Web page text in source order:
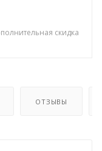
скидка
ОТЗЫВЫ